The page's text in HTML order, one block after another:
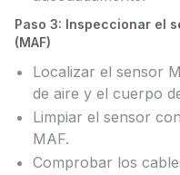
Paso 3: Inspeccionar el
(MAF)
Localizar el sensor
de aire y el cuerpo
Limpiar el sensor
MAF.
Comprobar los